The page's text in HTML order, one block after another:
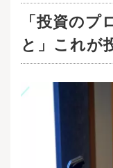
「投資のプ
と」これが